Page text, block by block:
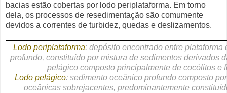
bacias estão cobertas por lodo periplataforma. Em torno
dela, os processos de resedimentação são comumente
devidos a correntes de turbidez, quedas e deslizamentos.
Lodo periplataforma: depósito encontrado entre plataforma
profundo, constituído por mistura de sedimentos derivados
pelágico composto principalmente de cocólitos e
Lodo pelágico: sedimento oceânico profundo composto
oceânicas sobrejacentes, predominantemente